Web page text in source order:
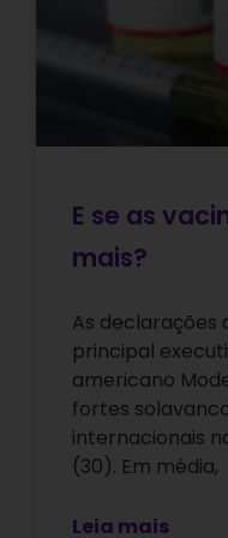
E se as
mais?
As declarações
principal
americano
fortes
internacionais
(30). Em média,
Leia mais